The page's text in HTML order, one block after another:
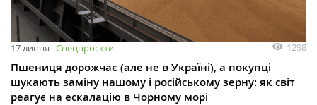
17 липня Спецпроєкти 1298
Пшениця дорожчає (але не в Україні), а покупці
шукають заміну нашому і російському зерну: як світ
реагує на ескалацію в Чорному морі